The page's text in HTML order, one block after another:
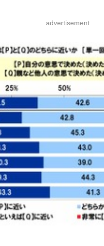
advertisement